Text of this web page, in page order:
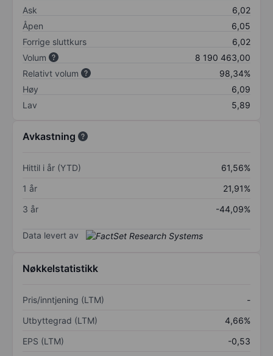
Ask
6,02
Åpen
6,05
Forrige sluttkurs
6,02
Volum
8 190 463,00
Relativt volum
98,34%
Høy
6,09
Lav
5,89
Avkastning
Hittil i år (YTD)
61,56%
1 år
21,91%
3 år
-44,09%
Data levert av
Nøkkelstatistikk
Pris/inntjening (LTM)
-
Utbyttegrad (LTM)
4,66%
EPS (LTM)
-0,53